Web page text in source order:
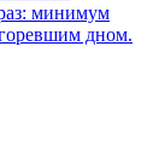
минимум
дном.